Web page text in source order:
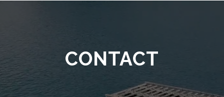
お知らせ
よくあるご質問
CONTACT